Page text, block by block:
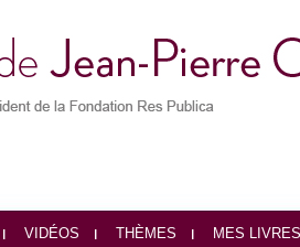
VIDÉOS THÈMES MES LIVRES